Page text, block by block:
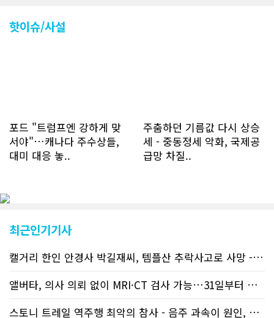
에는 크게 늘어 하루 평균 11명에 달해
60% 증가했는데 (년간 4천명) 신규 가
입자의 절반 정도는 타주에서 이주를 검
토하고 있거나 갓 이주한 회원들로 나타
등재가 지연되곤 했으나 동포사회의 뜨
신기사를 매일 웹에 올리는 것으로 정책
을 변경했다. 이에 따라 독자들은 CN드
림 사이트 방문을 통해 매일 따끈따끈한
핫이슈/사설
포드 "트럼프엔 강하게 맞
서야"…캐나다 주수상들,
대미 대응 놓..
주춤하던 기름값 다시 상승
세 - 중동정세 악화, 국제공
급망 차질..
최근인기기사
캘거리 한인 안경사 박길재씨, 템플산 추락사고로 사망 - 헬기 구조..
앨버타, 의사 의뢰 없이 MRI·CT 검사 가능…31일부터 자비 부..
스토니 트레일 역주행 최악의 참사 - 음주 과속이 원인, 4명 사망..